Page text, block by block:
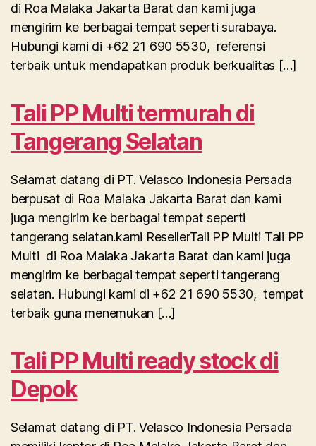
di Roa Malaka Jakarta Barat dan kami juga
mengirim ke berbagai tempat seperti surabaya.
Hubungi kami di +62 21 690 5530, referensi
terbaik untuk mendapatkan produk berkualitas […]
Tali PP Multi termurah di
Tangerang Selatan
Selamat datang di PT. Velasco Indonesia Persada
berpusat di Roa Malaka Jakarta Barat dan kami
juga mengirim ke berbagai tempat seperti
tangerang selatan.kami ResellerTali PP Multi Tali PP
Multi di Roa Malaka Jakarta Barat dan kami juga
mengirim ke berbagai tempat seperti tangerang
selatan. Hubungi kami di +62 21 690 5530, tempat
terbaik guna menemukan […]
Tali PP Multi ready stock di
Depok
Selamat datang di PT. Velasco Indonesia Persada